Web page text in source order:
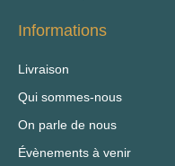
Informations
Livraison
Qui sommes-nous
On parle de nous
Évènements à venir